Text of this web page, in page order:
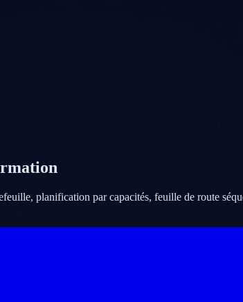
planification par capacités, feuille de route